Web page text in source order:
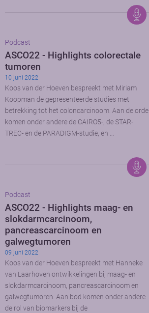
Podcast
ASCO22 - Highlights colorectale
tumoren
10 juni 2022
Koos van der Hoeven bespreekt met Miriam
Koopman de gepresenteerde studies met
betrekking tot het coloncarcinoom. Aan de orde
komen onder andere de CAIRO5-, de STAR-
TREC- en de PARADIGM-studie, en …
Podcast
ASCO22 - Highlights maag- en
slokdarmcarcinoom,
pancreascarcinoom en
galwegtumoren
09 juni 2022
Koos van der Hoeven bespreekt met Hanneke
van Laarhoven ontwikkelingen bij maag- en
slokdarmcarcinoom, pancreascarcinoom en
galwegtumoren. Aan bod komen onder andere
de rol van biomarkers bij de